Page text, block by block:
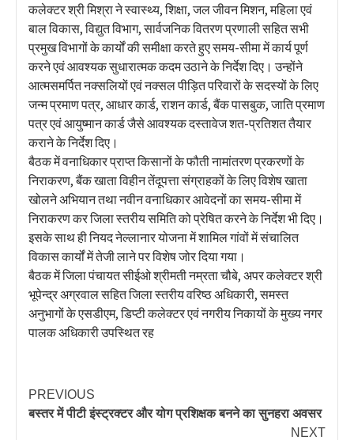
कलेक्टर श्री मिश्रा ने स्वास्थ्य, शिक्षा, जल जीवन मिशन, महिला एवं
बाल विकास, विद्युत विभाग, सार्वजनिक वितरण प्रणाली सहित सभी
प्रमुख विभागों के कार्यों की समीक्षा करते हुए समय-सीमा में कार्य पूर्ण
करने एवं आवश्यक सुधारात्मक कदम उठाने के निर्देश दिए। उन्होंने
आत्मसमर्पित नक्सलियों एवं नक्सल पीड़ित परिवारों के सदस्यों के लिए
जन्म प्रमाण पत्र, आधार कार्ड, राशन कार्ड, बैंक पासबुक, जाति प्रमाण
पत्र एवं आयुष्मान कार्ड जैसे आवश्यक दस्तावेज शत-प्रतिशत तैयार
कराने के निर्देश दिए।
बैठक में वनाधिकार प्राप्त किसानों के फौती नामांतरण प्रकरणों के
निराकरण, बैंक खाता विहीन तेंदूपत्ता संग्राहकों के लिए विशेष खाता
खोलने अभियान तथा नवीन वनाधिकार आवेदनों का समय-सीमा में
निराकरण कर जिला स्तरीय समिति को प्रेषित करने के निर्देश भी दिए।
इसके साथ ही नियद नेल्लानार योजना में शामिल गांवों में संचालित
विकास कार्यों में तेजी लाने पर विशेष जोर दिया गया।
बैठक में जिला पंचायत सीईओ श्रीमती नम्रता चौबे, अपर कलेक्टर श्री
भूपेन्द्र अग्रवाल सहित जिला स्तरीय वरिष्ठ अधिकारी, समस्त
अनुभागों के एसडीएम, डिप्टी कलेक्टर एवं नगरीय निकायों के मुख्य नगर
पालक अधिकारी उपस्थित रह
PREVIOUS
बस्तर में पीटी इंस्ट्रक्टर और योग प्रशिक्षक बनने का सुनहरा अवसर
NEXT